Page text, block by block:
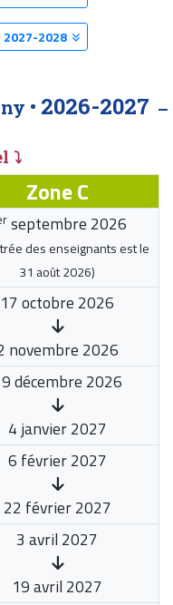
2027-2028
• 2026-2027
⤵
Zone C
septembre 2026
des enseignants est le
31 août 2026)
17 octobre 2026
novembre 2026
décembre 2026
4 janvier 2027
6 février 2027
22 février 2027
3 avril 2027
19 avril 2027